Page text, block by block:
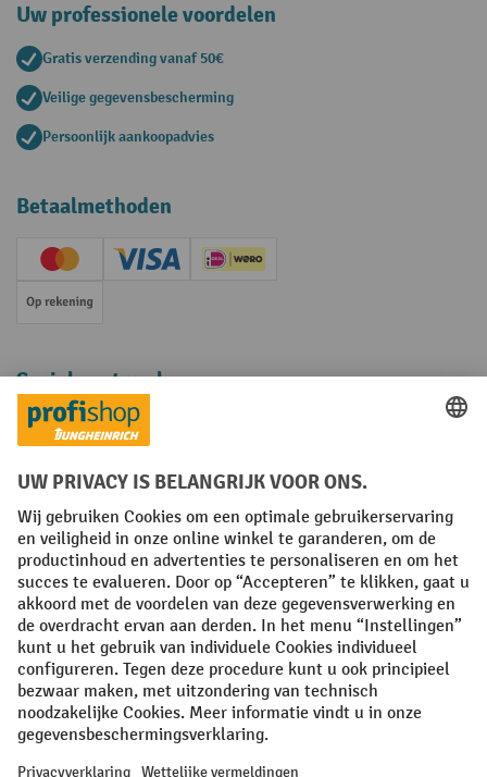
Uw professionele voordelen
Gratis verzending vanaf 50€
Veilige gegevensbescherming
Persoonlijk aankoopadvies
Betaalmethoden
Creditcard (Master)Creditcard (Visa)iDEAL | Wero
Op rekening
Sociale netwerken
Facebook
YouTube
LinkedInInstagram
Algemene leveringsvoorwaarden Copyright
Privacyverklaring Privacy Instellingen
All prices excl. VAT plusshipping costs and possible delivery charges,
if not stated otherwise.
¹ De korting is geldig zolang de voorraad strekt. De korting is niet van
toepassing op speciale prijzen. Een combinatie met andere
procentuele kortingen of vouchers is niet mogelijk. | ² De korting